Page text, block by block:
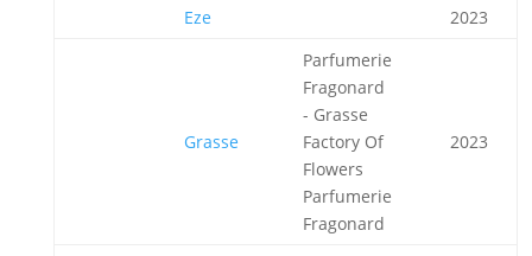
Eze
2023
Grasse
Parfumerie
Fragonard
- Grasse
Factory Of
Flowers
Parfumerie
Fragonard
2023